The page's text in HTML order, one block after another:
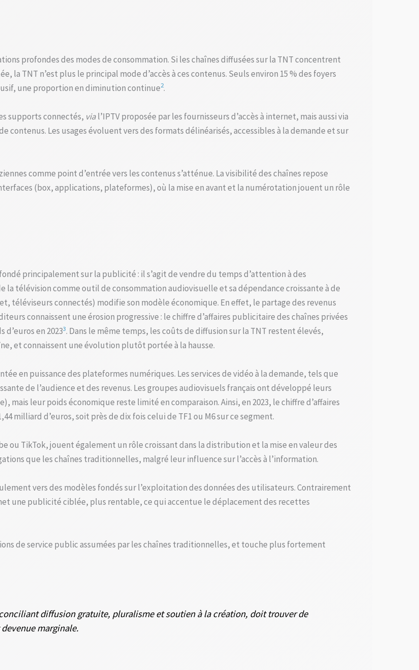
profondes des modes de consommation. Si les chaînes diffusées sur la TNT concentrent
la TNT n’est plus le principal mode d’accès à ces contenus. Seuls environ 15 % des foyers
une proportion en diminution continue2.
supports connectés, vial’IPTV proposée par les fournisseurs d’accès à internet, mais aussi via
contenus. Les usages évoluent vers des formats délinéarisés, accessibles à la demande et sur
comme point d’entrée vers les contenus s’atténue. La visibilité des chaînes repose
(box, applications, plateformes), où la mise en avant et la numérotation jouent un rôle
principalement sur la publicité : il s’agit de vendre du temps d’attention à des
la télévision comme outil de consommation audiovisuelle et sa dépendance croissante à de
téléviseurs connectés) modifie son modèle économique. En effet, le partage des revenus
connaissent une érosion progressive : le chiffre d’affaires publicitaire des chaînes privées
d’euros en 20233. Dans le même temps, les coûts de diffusion sur la TNT restent élevés,
et connaissent une évolution plutôt portée à la hausse.
en puissance des plateformes numériques. Les services de vidéo à la demande, tels que
de l’audience et des revenus. Les groupes audiovisuels français ont développé leurs
mais leur poids économique reste limité en comparaison. Ainsi, en 2023, le chiffre d’affaires
milliard d’euros, soit près de dix fois celui de TF1 ou M6 sur ce segment.
ou TikTok, jouent également un rôle croissant dans la distribution et la mise en valeur des
que les chaînes traditionnelles, malgré leur influence sur l’accès à l’information.
vers des modèles fondés sur l’exploitation des données des utilisateurs. Contrairement
une publicité ciblée, plus rentable, ce qui accentue le déplacement des recettes
de service public assumées par les chaînes traditionnelles, et touche plus fortement
diffusion gratuite, pluralisme et soutien à la création, doit trouver de
marginale.